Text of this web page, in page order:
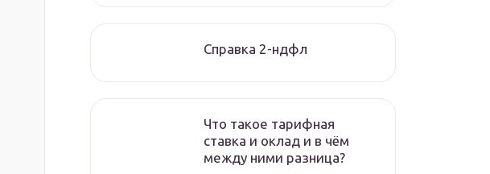
Справка 2-ндфл
Что такое тарифная
ставка и оклад и в чём
между ними разница?